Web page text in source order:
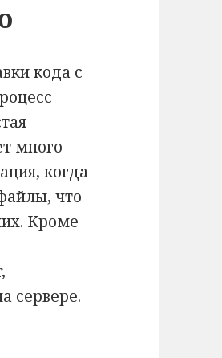
кода с
много
когда
что
Кроме
сервере.